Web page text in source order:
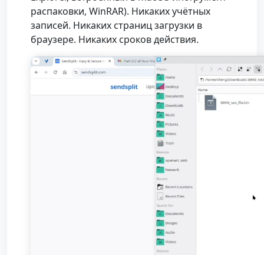
распаковки, WinRAR). Никаких учётных
записей. Никаких страниц загрузки в
браузере. Никаких сроков действия.